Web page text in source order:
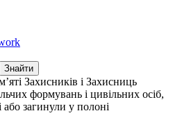
Знайти
Захисників і Захисниць
формувань і цивільних осіб,
або загинули у полоні